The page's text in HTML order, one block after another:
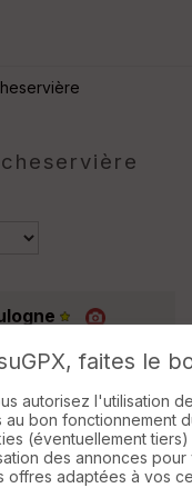
12 km
avec
des fritillaires.
en trouver
vais donc suivre
Pas de tracé officiel
une fois aucune
faites le
autorisez l'utilisation
bon fonctionnement
(éventuellement
des annonces pour
adaptées à vos